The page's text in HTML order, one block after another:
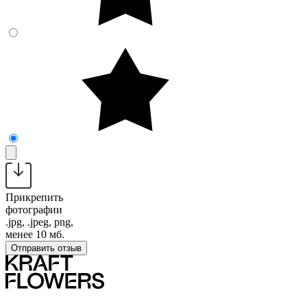
Прикрепить
фотографии
.jpg, .jpeg, png,
менее 10 мб.
Отправить отзыв